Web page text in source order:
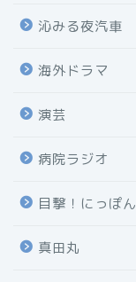
沁みる夜汽車
海外ドラマ
演芸
病院ラジオ
目撃！にっぽん
真田丸